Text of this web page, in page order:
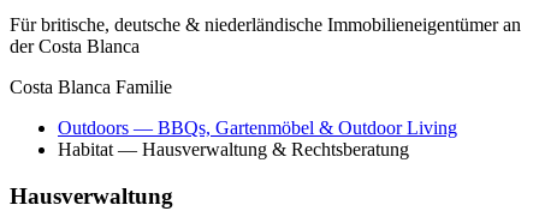
Für britische, deutsche & niederländische Immobilieneigentümer an
der Costa Blanca
Costa Blanca Familie
Outdoors — BBQs, Gartenmöbel & Outdoor Living
Habitat — Hausverwaltung & Rechtsberatung
Hausverwaltung